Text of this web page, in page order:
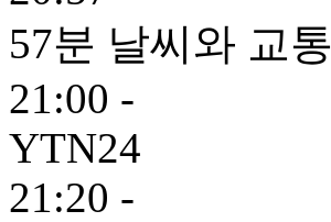
57분 날씨와 교통
21:00 -
YTN24
21:20 -